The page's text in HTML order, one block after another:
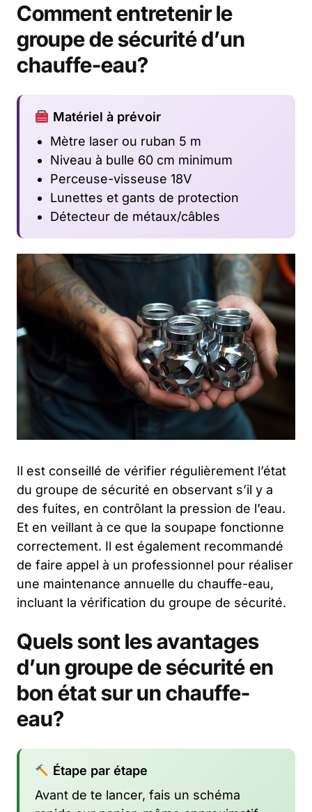
Comment entretenir le
groupe de sécurité d’un
chauffe-eau?
Matériel à prévoir
Mètre laser ou ruban 5 m
Niveau à bulle 60 cm minimum
Perceuse-visseuse 18V
Lunettes et gants de protection
Détecteur de métaux/câbles
Il est conseillé de vérifier régulièrement l’état
du groupe de sécurité en observant s’il y a
des fuites, en contrôlant la pression de l’eau.
Et en veillant à ce que la soupape fonctionne
correctement. Il est également recommandé
de faire appel à un professionnel pour réaliser
une maintenance annuelle du chauffe-eau,
incluant la vérification du groupe de sécurité.
Quels sont les avantages
d’un groupe de sécurité en
bon état sur un chauffe-
eau?
Étape par étape
Avant de te lancer, fais un schéma